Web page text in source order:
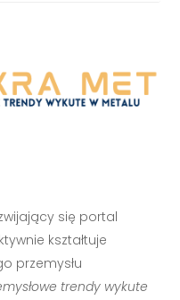
się portal
kształtuje
przemysłu
trendy wykute